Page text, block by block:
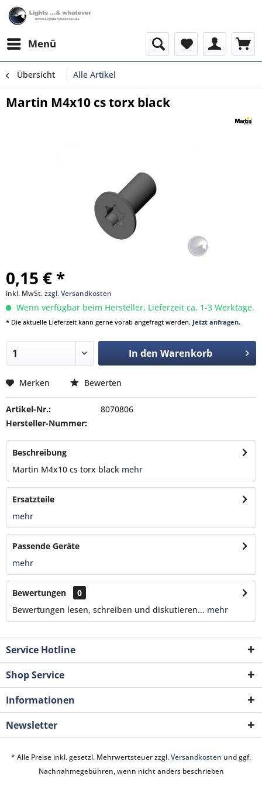
Menü
Übersicht Alle Artikel
Martin M4x10 cs torx black
0,15 € *
inkl. MwSt.zzgl. Versandkosten
Wenn verfügbar beim Hersteller, Lieferzeit ca. 1-3 Werktage.
* Die aktuelle Lieferzeit kann gerne vorab angefragt werden. Jetzt anfragen.
In den Warenkorb
Merken Bewerten
Artikel-Nr.:
8070806
Hersteller-Nummer:
Beschreibung
Martin M4x10 cs torx black mehr
Ersatzteile
mehr
Passende Geräte
mehr
Bewertungen
0
Bewertungen lesen, schreiben und diskutieren... mehr
Service Hotline
Shop Service
Informationen
Newsletter
* Alle Preise inkl. gesetzl. Mehrwertsteuer zzgl.Versandkosten und ggf.
Nachnahmegebühren, wenn nicht anders beschrieben